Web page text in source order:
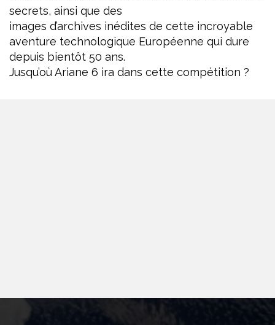
secrets, ainsi que des
images d’archives inédites de cette incroyable
aventure technologique Européenne qui dure
depuis bientôt 50 ans.
Jusqu’où Ariane 6 ira dans cette compétition ?